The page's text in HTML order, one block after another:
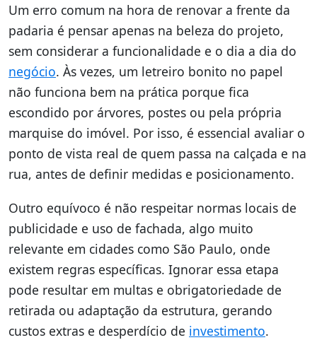
Um erro comum na hora de renovar a frente da
padaria é pensar apenas na beleza do projeto,
sem considerar a funcionalidade e o dia a dia do
negócio. Às vezes, um letreiro bonito no papel
não funciona bem na prática porque fica
escondido por árvores, postes ou pela própria
marquise do imóvel. Por isso, é essencial avaliar o
ponto de vista real de quem passa na calçada e na
rua, antes de definir medidas e posicionamento.
Outro equívoco é não respeitar normas locais de
publicidade e uso de fachada, algo muito
relevante em cidades como São Paulo, onde
existem regras específicas. Ignorar essa etapa
pode resultar em multas e obrigatoriedade de
retirada ou adaptação da estrutura, gerando
custos extras e desperdício de investimento.